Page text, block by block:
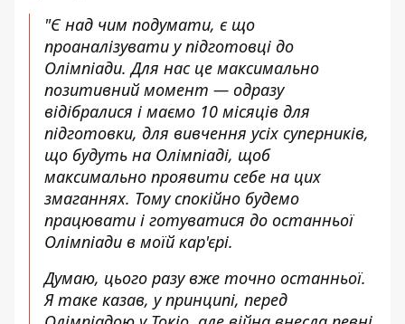
"Є над чим подумати, є що
проаналізувати у підготовці до
Олімпіади. Для нас це максимально
позитивний момент — одразу
відібралися і маємо 10 місяців для
підготовки, для вивчення усіх суперників,
що будуть на Олімпіаді, щоб
максимально проявити себе на цих
змаганнях. Тому спокійно будемо
працювати і готуватися до останньої
Олімпіади в моїй кар'єрі.
Думаю, цього разу вже точно останньої.
Я таке казав, у принципі, перед